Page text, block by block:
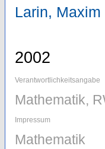
Larin, Maxim
2002
Verantwortlichkeitsangabe
Mathematik,
Impressum
Mathematik